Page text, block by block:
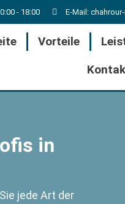
- 18:00 E-Mail:
Vorteile
in
jede Art der